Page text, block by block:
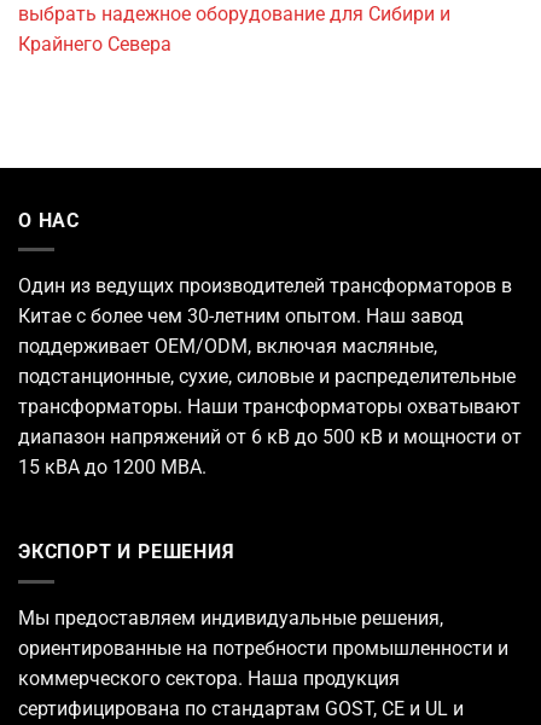
выбрать надежное оборудование для Сибири и
Крайнего Севера
О НАС
Один из ведущих производителей трансформаторов в
Китае с более чем 30-летним опытом. Наш завод
поддерживает OEM/ODM, включая масляные,
подстанционные, сухие, силовые и распределительные
трансформаторы. Наши трансформаторы охватывают
диапазон напряжений от 6 кВ до 500 кВ и мощности от
15 кВА до 1200 МВА.
ЭКСПОРТ И РЕШЕНИЯ
Мы предоставляем индивидуальные решения,
ориентированные на потребности промышленности и
коммерческого сектора. Наша продукция
сертифицирована по стандартам GOST, CE и UL и